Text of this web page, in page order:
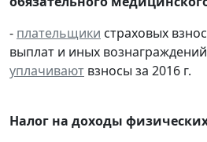
- плательщики страховых
выплат и иных
уплачивают взносы за 2016 г.
Налог на доходы